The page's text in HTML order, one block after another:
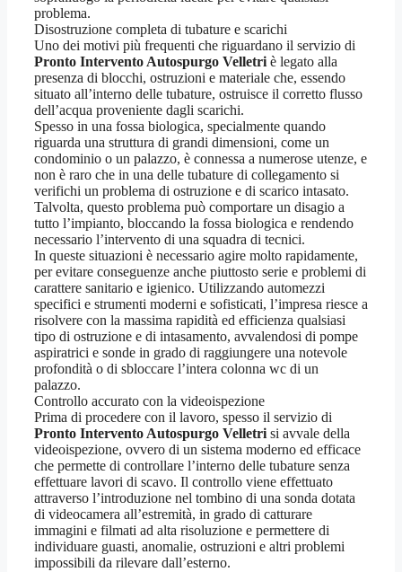
problema.
Disostruzione completa di tubature e scarichi
Uno dei motivi più frequenti che riguardano il servizio di
Pronto Intervento Autospurgo Velletriè legato alla
presenza di blocchi, ostruzioni e materiale che, essendo
situato all’interno delle tubature, ostruisce il corretto flusso
dell’acqua proveniente dagli scarichi.
Spesso in una fossa biologica, specialmente quando
riguarda una struttura di grandi dimensioni, come un
condominio o un palazzo, è connessa a numerose utenze, e
non è raro che in una delle tubature di collegamento si
verifichi un problema di ostruzione e di scarico intasato.
Talvolta, questo problema può comportare un disagio a
tutto l’impianto, bloccando la fossa biologica e rendendo
necessario l’intervento di una squadra di tecnici.
In queste situazioni è necessario agire molto rapidamente,
per evitare conseguenze anche piuttosto serie e problemi di
carattere sanitario e igienico. Utilizzando automezzi
specifici e strumenti moderni e sofisticati, l’impresa riesce a
risolvere con la massima rapidità ed efficienza qualsiasi
tipo di ostruzione e di intasamento, avvalendosi di pompe
aspiratrici e sonde in grado di raggiungere una notevole
profondità o di sbloccare l’intera colonna wc di un
palazzo.
Controllo accurato con la videoispezione
Prima di procedere con il lavoro, spesso il servizio di
Pronto Intervento Autospurgo Velletrisi avvale della
videoispezione, ovvero di un sistema moderno ed efficace
che permette di controllare l’interno delle tubature senza
effettuare lavori di scavo. Il controllo viene effettuato
attraverso l’introduzione nel tombino di una sonda dotata
di videocamera all’estremità, in grado di catturare
immagini e filmati ad alta risoluzione e permettere di
individuare guasti, anomalie, ostruzioni e altri problemi
impossibili da rilevare dall’esterno.